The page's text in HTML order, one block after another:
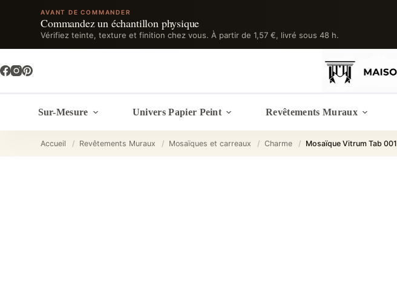
AVANT DE COMMANDER
Commandez un échantillon physique
Vérifiez teinte, texture et finition chez vous. À partir de 1,57 €, livré sous 48 h.
au
contenu
Sur-Mesure Univers Papier Peint Revêtements Muraux
Accueil / Revêtements Muraux / Mosaïques et carreaux / Charme / Mosaïque Vitrum Tab 001